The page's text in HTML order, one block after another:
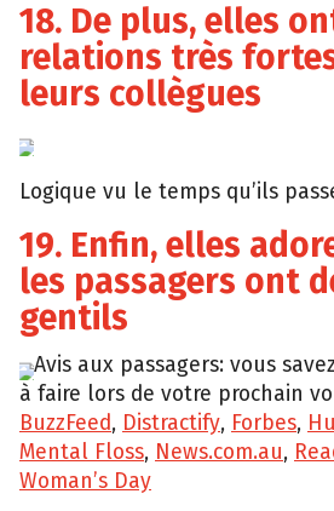
18. De plus, elles
relations très
leurs collègues
YouTube
Logique vu le temps qu’ils
19. Enfin, elles
les passagers ont
gentils
Giphy
Avis aux passagers: vous
à faire lors de votre prochain
BuzzFeed, Distractify, Forbes,
Mental Floss, News.com.au,
Woman’s Day